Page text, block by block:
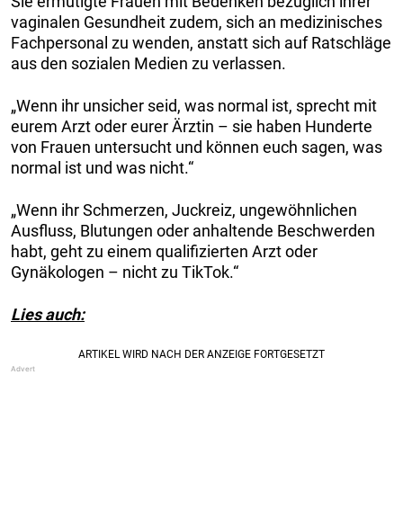
vaginalen Gesundheit zudem, sich an medizinisches
Fachpersonal zu wenden, anstatt sich auf Ratschläge
aus den sozialen Medien zu verlassen.
„Wenn ihr unsicher seid, was normal ist, sprecht mit
eurem Arzt oder eurer Ärztin – sie haben Hunderte
von Frauen untersucht und können euch sagen, was
normal ist und was nicht.“
„Wenn ihr Schmerzen, Juckreiz, ungewöhnlichen
Ausfluss, Blutungen oder anhaltende Beschwerden
habt, geht zu einem qualifizierten Arzt oder
Gynäkologen – nicht zu TikTok.“
Lies auch: